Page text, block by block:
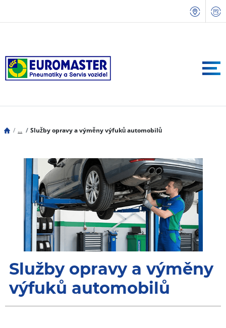
... Služby opravy a výměny výfuků automobilů
Služby opravy a výměny
výfuků automobilů